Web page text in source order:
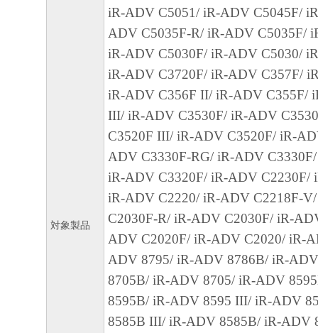
９．U.S. GOVERNMENT RESTRICTED
“米国政府エンドユーザー”とは、米国政府
を意味します。もしお客様が米国政府エン
る場合、以下の規定が適用されます：The
"commercial item," as that term is defined at
1995), consisting of "commercial computer
"commercial computer software
used in 48 C.F.R. 12.212 (Sept 1995).
12.212 and 48 C.F.R. 227.7202-1 through
1995), all U.S. Government End Users shall
SOFTWARE with only those rights set forth
manufacturer is Canon Inc./30-2,
ku, Tokyo 146-8501, Japan.
本条項中で使用される"the SOFTWARE"と
定義される「本ソフトウェア」を意味し、
対象製品
iR-ADV C5051/ iR-ADV C5045F/
ADV C5035F-R/ iR-ADV C5035F/
iR-ADV C5030F/ iR-ADV C5030/
iR-ADV C3720F/ iR-ADV C357F/
iR-ADV C356F II/ iR-ADV C355F/
III/ iR-ADV C3530F/ iR-ADV
C3520F III/ iR-ADV C3520F/ iR-
ADV C3330F-RG/ iR-ADV
iR-ADV C3320F/ iR-ADV C2230F/
iR-ADV C2220/ iR-ADV C2218F-
C2030F-R/ iR-ADV C2030F/ iR-
ADV C2020F/ iR-ADV C2020/ iR-
ADV 8795/ iR-ADV 8786B/ iR-
8705B/ iR-ADV 8705/ iR-ADV
8595B/ iR-ADV 8595 III/ iR-ADV
8585B III/ iR-ADV 8585B/ iR-ADV